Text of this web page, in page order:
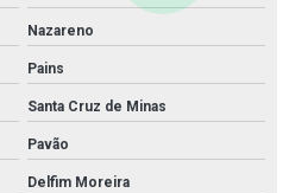
Nazareno
Pains
Santa Cruz de Minas
Pavão
Delfim Moreira